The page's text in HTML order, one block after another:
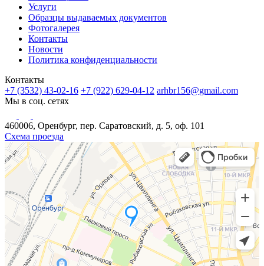
Услуги
Образцы выдаваемых документов
Фотогалерея
Контакты
Новости
Политика конфиденциальности
Контакты
+7 (3532) 43-02-16 +7 (922) 629-04-12 arhbr156@gmail.com
Мы в соц. сетях
460006, Оренбург, пер. Саратовский, д. 5, оф. 101
Схема проезда